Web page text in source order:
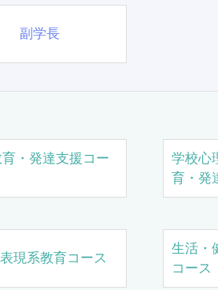
副学長
・発達支援コー
学校心
育・発
現系教育コース
生活・
コース